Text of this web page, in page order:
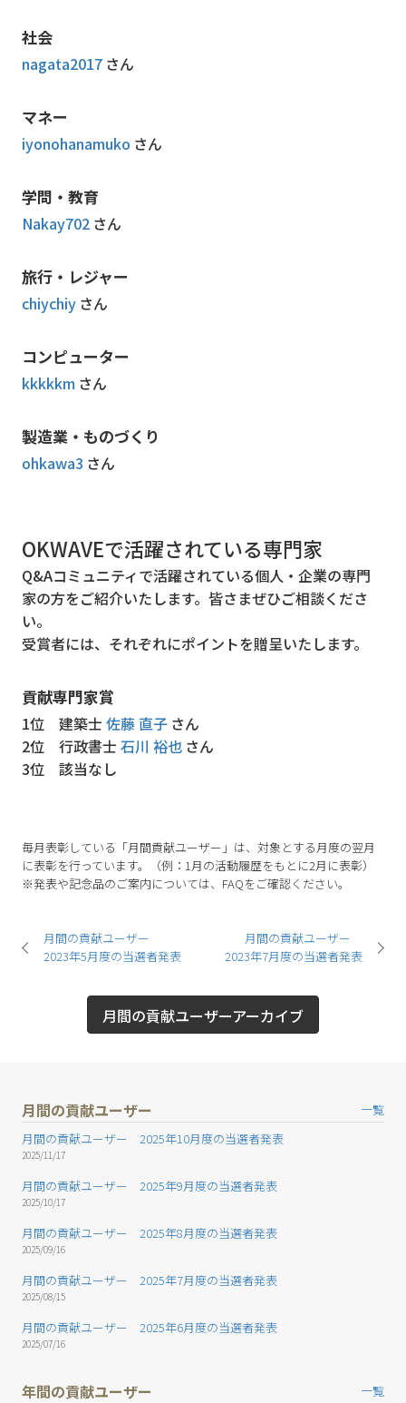
社会
nagata2017 さん
マネー
iyonohanamuko さん
学問・教育
Nakay702 さん
旅行・レジャー
chiychiy さん
コンピューター
kkkkkm さん
製造業・ものづくり
ohkawa3 さん
OKWAVEで活躍されている専門家
Q&Aコミュニティで活躍されている個人・企業の専門
家の方をご紹介いたします。皆さまぜひご相談くださ
い。
受賞者には、それぞれにポイントを贈呈いたします。
貢献専門家賞
1位 建築士 佐藤 直子 さん
2位
行政書士 石川 裕也 さん
3位
該当なし
毎月表彰している「月間貢献ユーザー」は、対象とする月度の翌月
に表彰を行っています。（例：1月の活動履歴をもとに2月に表彰）
※発表や記念品のご案内については、FAQをご確認ください。
月間の貢献ユーザー
2023年5月度の当選者発表
月間の貢献ユーザー
2023年7月度の当選者発表
月間の貢献ユーザーアーカイブ
月間の貢献ユーザー
一覧
月間の貢献ユーザー 2025年10月度の当選者発表
2025/11/17
月間の貢献ユーザー 2025年9月度の当選者発表
2025/10/17
月間の貢献ユーザー 2025年8月度の当選者発表
2025/09/16
月間の貢献ユーザー 2025年7月度の当選者発表
2025/08/15
月間の貢献ユーザー 2025年6月度の当選者発表
2025/07/16
年間の貢献ユーザー
一覧